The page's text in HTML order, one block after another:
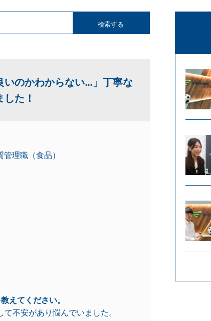
いのかわからない…」丁寧な
た！
理職（食品）
えてください。
不安があり悩んでいました。